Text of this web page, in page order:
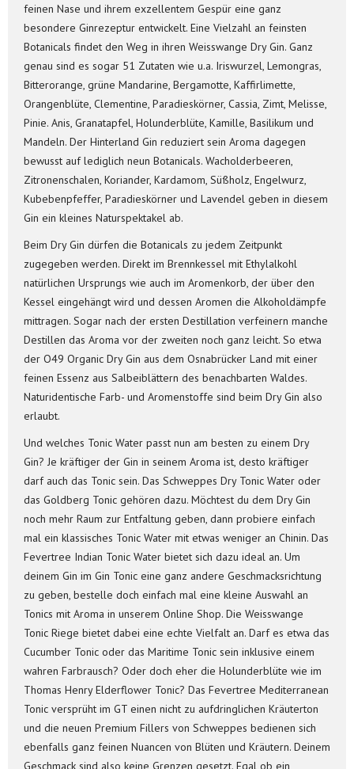
feinen Nase und ihrem exzellentem Gespür eine ganz
besondere Ginrezeptur entwickelt. Eine Vielzahl an feinsten
Botanicals findet den Weg in ihren Weisswange Dry Gin. Ganz
genau sind es sogar 51 Zutaten wie u.a. Iriswurzel, Lemongras,
Bitterorange, grüne Mandarine, Bergamotte, Kaffirlimette,
Orangenblüte, Clementine, Paradieskörner, Cassia, Zimt, Melisse,
Pinie. Anis, Granatapfel, Holunderblüte, Kamille, Basilikum und
Mandeln. Der Hinterland Gin reduziert sein Aroma dagegen
bewusst auf lediglich neun Botanicals. Wacholderbeeren,
Zitronenschalen, Koriander, Kardamom, Süßholz, Engelwurz,
Kubebenpfeffer, Paradieskörner und Lavendel geben in diesem
Gin ein kleines Naturspektakel ab.
Beim Dry Gin dürfen die Botanicals zu jedem Zeitpunkt
zugegeben werden. Direkt im Brennkessel mit Ethylalkohl
natürlichen Ursprungs wie auch im Aromenkorb, der über den
Kessel eingehängt wird und dessen Aromen die Alkoholdämpfe
mittragen. Sogar nach der ersten Destillation verfeinern manche
Destillen das Aroma vor der zweiten noch ganz leicht. So etwa
der O49 Organic Dry Gin aus dem Osnabrücker Land mit einer
feinen Essenz aus Salbeiblättern des benachbarten Waldes.
Naturidentische Farb- und Aromenstoffe sind beim Dry Gin also
erlaubt.
Und welches Tonic Water passt nun am besten zu einem Dry
Gin? Je kräftiger der Gin in seinem Aroma ist, desto kräftiger
darf auch das Tonic sein. Das Schweppes Dry Tonic Water oder
das Goldberg Tonic gehören dazu. Möchtest du dem Dry Gin
noch mehr Raum zur Entfaltung geben, dann probiere einfach
mal ein klassisches Tonic Water mit etwas weniger an Chinin. Das
Fevertree Indian Tonic Water bietet sich dazu ideal an. Um
deinem Gin im Gin Tonic eine ganz andere Geschmacksrichtung
zu geben, bestelle doch einfach mal eine kleine Auswahl an
Tonics mit Aroma in unserem Online Shop. Die Weisswange
Tonic Riege bietet dabei eine echte Vielfalt an. Darf es etwa das
Cucumber Tonic oder das Maritime Tonic sein inklusive einem
wahren Farbrausch? Oder doch eher die Holunderblüte wie im
Thomas Henry Elderflower Tonic? Das Fevertree Mediterranean
Tonic versprüht im GT einen nicht zu aufdringlichen Kräuterton
und die neuen Premium Fillers von Schweppes bedienen sich
ebenfalls ganz feinen Nuancen von Blüten und Kräutern. Deinem
Geschmack sind also keine Grenzen gesetzt. Egal ob ein